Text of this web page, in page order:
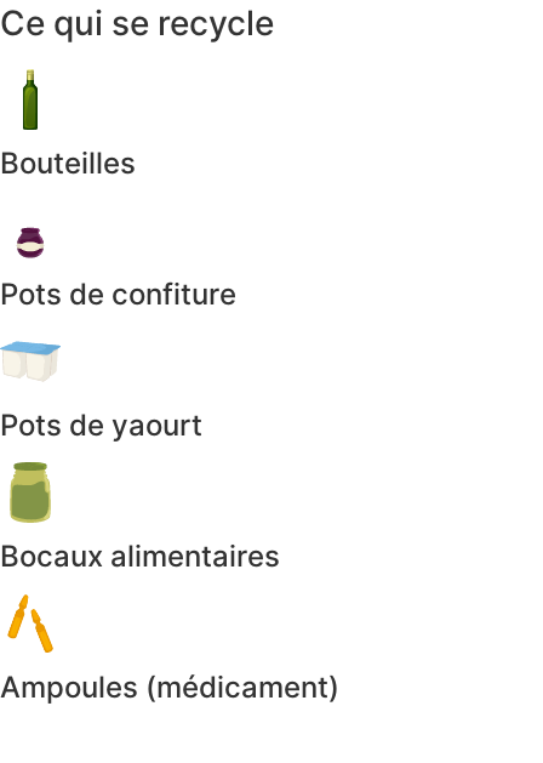
Ce qui se recycle
Bouteilles
Pots de confiture
Pots de yaourt
Bocaux alimentaires
Ampoules (médicament)